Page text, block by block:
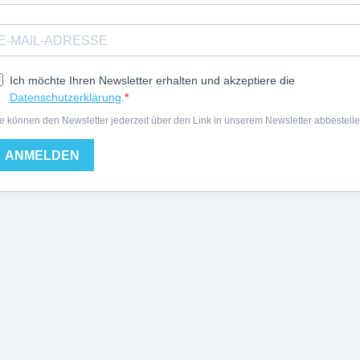
Ich möchte Ihren Newsletter erhalten und akzeptiere die
Datenschutzerklärung
können den Newsletter jederzeit über den Link in unserem Newsletter
ANMELDEN